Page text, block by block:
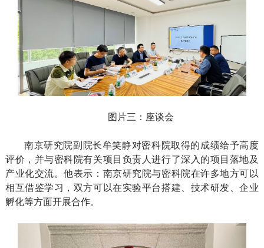
图片三：座谈会
南京研究院副院长牟笑静对密科院取得的成绩给予高度
评价，并与密科院有关项目负责人进行了深入的项目落地及
产业化交流。他表示：南京研究院与密科院在许多地方可以
相互借鉴学习，双方可以在实验平台搭建、技术研发、企业
孵化等方面开展合作。